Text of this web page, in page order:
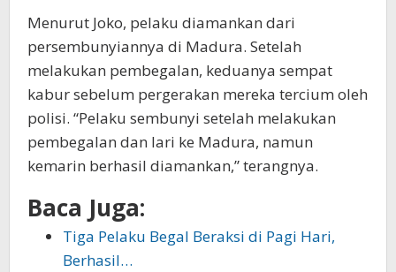
Menurut Joko, pelaku diamankan dari
persembunyiannya di Madura. Setelah
melakukan pembegalan, keduanya sempat
kabur sebelum pergerakan mereka tercium oleh
polisi. “Pelaku sembunyi setelah melakukan
pembegalan dan lari ke Madura, namun
kemarin berhasil diamankan,” terangnya.
Baca Juga:
Tiga Pelaku Begal Beraksi di Pagi Hari,
Berhasil…